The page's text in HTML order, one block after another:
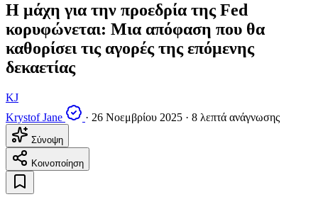
Η μάχη για την προεδρία της Fed
κορυφώνεται: Μια απόφαση που θα
καθορίσει τις αγορές της επόμενης
δεκαετίας
KJ
Krystof Jane
· 26 Νοεμβρίου 2025 · 8 λεπτά ανάγνωσης
Σύνοψη
Κοινοποίηση